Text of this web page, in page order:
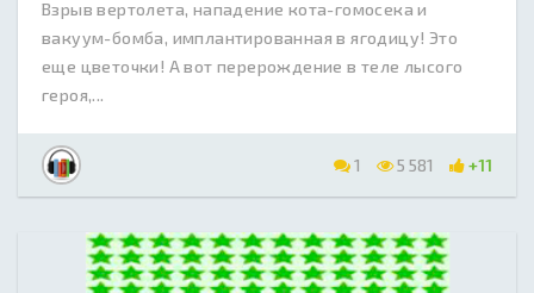
Взрыв вертолета, нападение кота-гомосека и
вакуум-бомба, имплантированная в ягодицу! Это
еще цветочки! А вот перерождение в теле лысого
героя,...
1 5 581 +11